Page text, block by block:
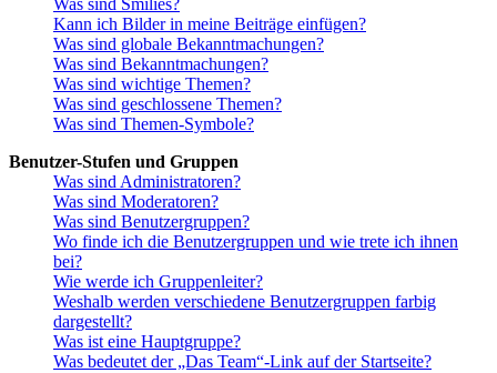
Was sind Smilies?
Kann ich Bilder in meine Beiträge einfügen?
Was sind globale Bekanntmachungen?
Was sind Bekanntmachungen?
Was sind wichtige Themen?
Was sind geschlossene Themen?
Was sind Themen-Symbole?
Benutzer-Stufen und Gruppen
Was sind Administratoren?
Was sind Moderatoren?
Was sind Benutzergruppen?
Wo finde ich die Benutzergruppen und wie trete ich ihnen
bei?
Wie werde ich Gruppenleiter?
Weshalb werden verschiedene Benutzergruppen farbig
dargestellt?
Was ist eine Hauptgruppe?
Was bedeutet der „Das Team“-Link auf der Startseite?